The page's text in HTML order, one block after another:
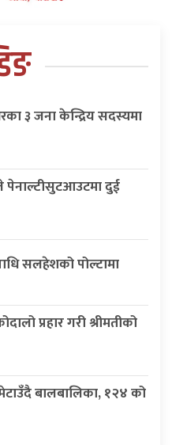
३ जना केन्द्रिय सदस्यमा
दुई
सलहेशको पोल्टामा
प्रहार गरी श्रीमतीको
बालबालिका, १२४ को